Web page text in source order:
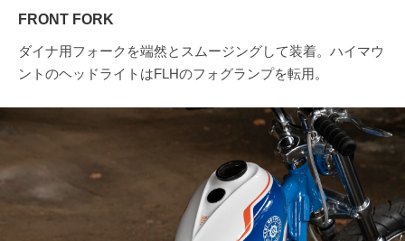
FRONT FORK
ダイナ用フォークを端然とスムージングして装着。ハイマウ
ントのヘッドライトはFLHのフォグランプを転用。